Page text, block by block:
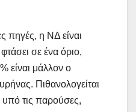
πηγές, η ΝΔ είναι
φτάσει σε ένα όριο,
είναι μάλλον ο
Πιθανολογείται
υπό τις παρούσες,